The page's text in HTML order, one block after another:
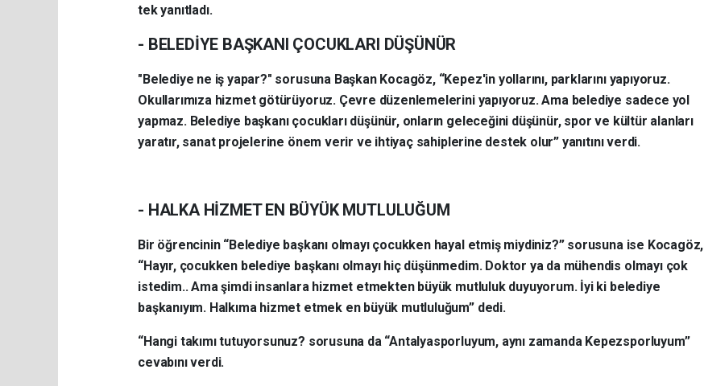
tek yanıtladı.
- BELEDİYE BAŞKANI ÇOCUKLARI DÜŞÜNÜR
"Belediye ne iş yapar?" sorusuna Başkan Kocagöz, “Kepez'in yollarını, parklarını yapıyoruz.
Okullarımıza hizmet götürüyoruz. Çevre düzenlemelerini yapıyoruz. Ama belediye sadece yol
yapmaz. Belediye başkanı çocukları düşünür, onların geleceğini düşünür, spor ve kültür alanları
yaratır, sanat projelerine önem verir ve ihtiyaç sahiplerine destek olur” yanıtını verdi.
- HALKA HİZMET EN BÜYÜK MUTLULUĞUM
Bir öğrencinin “Belediye başkanı olmayı çocukken hayal etmiş miydiniz?” sorusuna ise Kocagöz,
“Hayır, çocukken belediye başkanı olmayı hiç düşünmedim. Doktor ya da mühendis olmayı çok
istedim.. Ama şimdi insanlara hizmet etmekten büyük mutluluk duyuyorum. İyi ki belediye
başkanıyım. Halkıma hizmet etmek en büyük mutluluğum” dedi.
“Hangi takımı tutuyorsunuz? sorusuna da “Antalyasporluyum, aynı zamanda Kepezsporluyum”
cevabını verdi.